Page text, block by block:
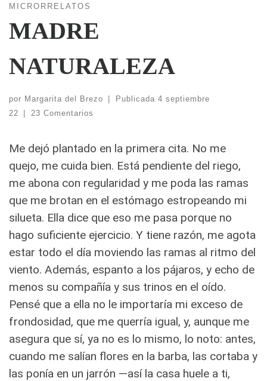
MICRORRELATOS
MADRE
NATURALEZA
por Margarita del Brezo | Publicada 4 septiembre
22
| 23 Comentarios
Me dejó plantado en la primera cita. No me
quejo, me cuida bien. Está pendiente del riego,
me abona con regularidad y me poda las ramas
que me brotan en el estómago estropeando mi
silueta. Ella dice que eso me pasa porque no
hago suficiente ejercicio. Y tiene razón, me agota
estar todo el día moviendo las ramas al ritmo del
viento. Además, espanto a los pájaros, y echo de
menos su compañía y sus trinos en el oído.
Pensé que a ella no le importaría mi exceso de
frondosidad, que me querría igual, y, aunque me
asegura que sí, ya no es lo mismo, lo noto: antes,
cuando me salían flores en la barba, las cortaba y
las ponía en un jarrón —así la casa huele a ti,